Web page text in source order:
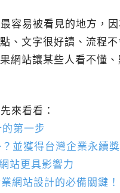
容易被看見的地方，
、文字很好讀、流程
網站讓某些人看不懂
來看看：
第一步
並獲得台灣企業永續獎
站更具影響力
網站設計的必備關鍵！